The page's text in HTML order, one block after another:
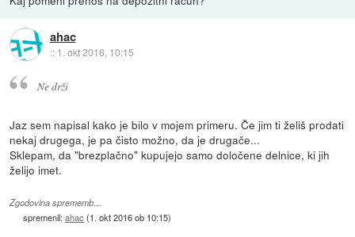
ahac
:: 1. okt 2016, 10:15
Ne drži
Jaz sem napisal kako je bilo v mojem primeru. Če jim ti želiš prodati
nekaj drugega, je pa čisto možno, da je drugače...
Sklepam, da "brezplačno" kupujejo samo določene delnice, ki jih
želijo imet.
Zgodovina sprememb…
spremenil:ahac (1. okt 2016 ob 10:15)